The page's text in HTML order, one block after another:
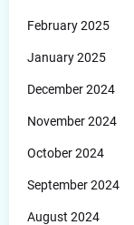
February 2025
January 2025
December 2024
November 2024
October 2024
September 2024
August 2024